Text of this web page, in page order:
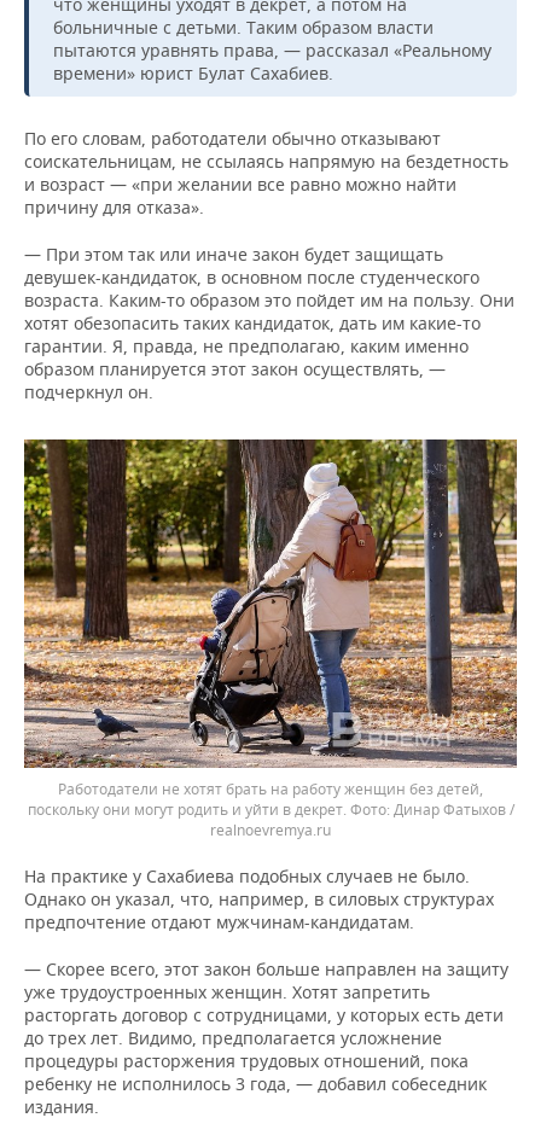
больничные с детьми. Таким образом власти
пытаются уравнять права, — рассказал «Реальному
времени» юрист Булат Сахабиев.
По его словам, работодатели обычно отказывают
соискательницам, не ссылаясь напрямую на бездетность
и возраст — «при желании все равно можно найти
причину для отказа».
— При этом так или иначе закон будет защищать
девушек-кандидаток, в основном после студенческого
возраста. Каким-то образом это пойдет им на пользу. Они
хотят обезопасить таких кандидаток, дать им какие-то
гарантии. Я, правда, не предполагаю, каким именно
образом планируется этот закон осуществлять, —
подчеркнул он.
Работодатели не хотят брать на работу женщин без детей,
поскольку они могут родить и уйти в декрет.
Динар Фатыхов /
realnoevremya.ru
На практике у Сахабиева подобных случаев не было.
Однако он указал, что, например, в силовых структурах
предпочтение отдают мужчинам-кандидатам.
— Скорее всего, этот закон больше направлен на защиту
уже трудоустроенных женщин. Хотят запретить
расторгать договор с сотрудницами, у которых есть дети
до трех лет. Видимо, предполагается усложнение
процедуры расторжения трудовых отношений, пока
ребенку не исполнилось 3 года, — добавил собеседник
издания.